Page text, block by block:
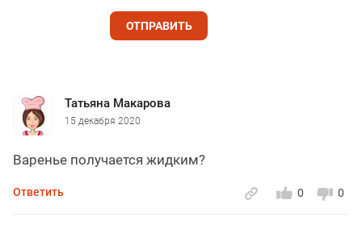
ОТПРАВИТЬ
Татьяна Макарова
15 декабря 2020
Варенье получается жидким?
0
0
Ответить